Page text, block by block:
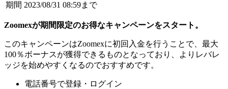
期間 2023/08/31 08:59まで
Zoomexが期間限定のお得なキャンペーンをスタート。
このキャンペーンはZoomexに初回入金を行うことで、最大
100％ボーナスが獲得できる ものとなっており、よりレバレ
ッジを始めやすくなるのでおすすめです。
電話番号で登録・ログイン